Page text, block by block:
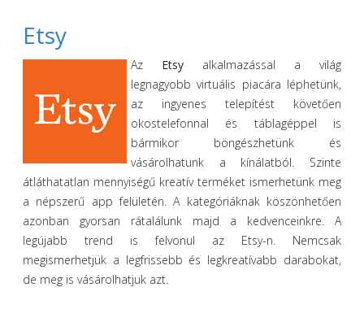
Etsy
Az Etsy alkalmazással a világ
legnagyobb virtuális piacára léphetünk,
az ingyenes telepítést követően
okostelefonnal és táblagéppel is
bármikor böngészhetünk és
vásárolhatunk a kínálatból. Szinte
átláthatatlan mennyiségű kreatív terméket ismerhetünk meg
a népszerű app felületén. A kategóriáknak köszönhetően
azonban gyorsan rátalálunk majd a kedvenceinkre. A
legújabb trend is felvonul az Etsy-n. Nemcsak
megismerhetjük a legfrissebb és legkreatívabb darabokat,
de meg is vásárolhatjuk azt.